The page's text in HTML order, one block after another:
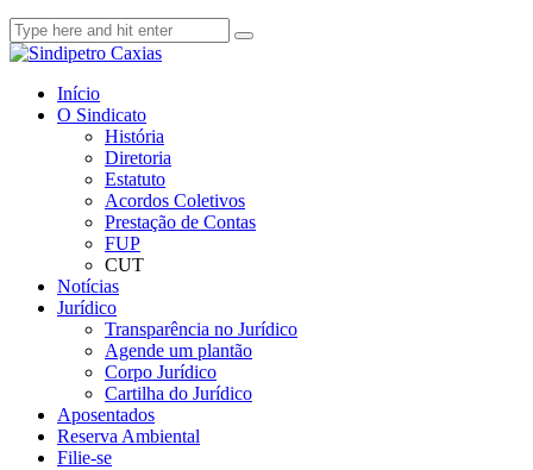
Início
O Sindicato
História
Diretoria
Estatuto
Acordos Coletivos
Prestação de Contas
FUP
CUT
Notícias
Jurídico
Transparência no Jurídico
Agende um plantão
Corpo Jurídico
Cartilha do Jurídico
Aposentados
Reserva Ambiental
Filie-se